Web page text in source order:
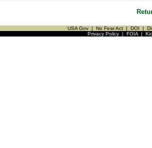
USA Gov | No Fear Act | DOI |
Privacy Policy| FOIA|